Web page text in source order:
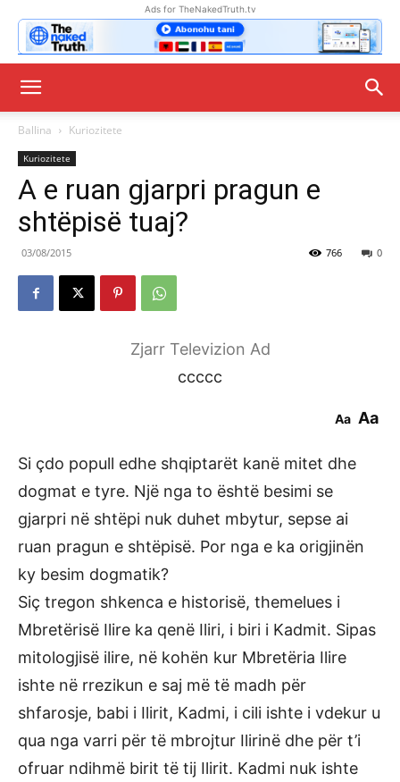
Ads for TheNakedTruth.tv
Ballina Kuriozitete
Kuriozitete
A e ruan gjarpri pragun e
shtëpisë tuaj?
03/08/2015 0
766
Zjarr Televizion Ad
ccccc
Aa Aa
Si çdo popull edhe shqiptarët kanë mitet dhe
dogmat e tyre. Një nga to është besimi se
gjarpri në shtëpi nuk duhet mbytur, sepse ai
ruan pragun e shtëpisë. Por nga e ka origjinën
ky besim dogmatik?
Siç tregon shkenca e historisë, themelues i
Mbretërisë Ilire ka qenë Iliri, i biri i Kadmit. Sipas
mitologjisë ilire, në kohën kur Mbretëria Ilire
ishte në rrezikun e saj më të madh për
shfarosje, babi i Ilirit, Kadmi, i cili ishte i vdekur u
qua nga varri për të mbrojtur Ilirinë dhe për t’i
ofruar ndihmë birit të tij Ilirit. Kadmi nuk ishte